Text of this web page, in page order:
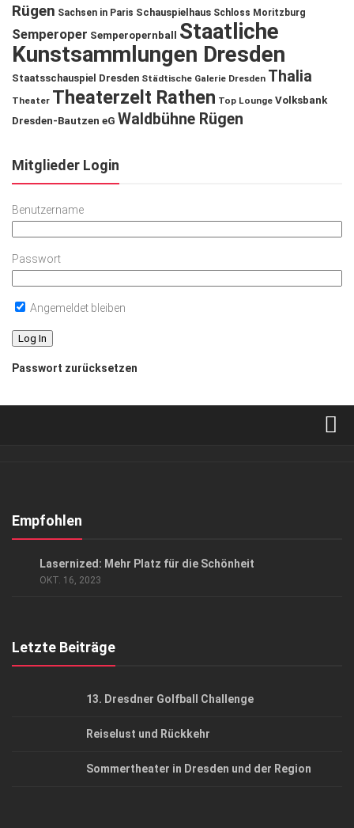
Rügen Sachsen in Paris Schauspielhaus Schloss Moritzburg
Semperoper Semperopernball
Staatliche
Kunstsammlungen Dresden
Staatsschauspiel Dresden Städtische Galerie Dresden Thalia
Theater Theaterzelt Rathen Top Lounge Volksbank
Dresden-Bautzen eG Waldbühne Rügen
Mitglieder Login
Benutzername
Passwort
Angemeldet bleiben
Passwort zurücksetzen
Kontakt, Impressum
Empfohlen
Lasernized: Mehr Platz für die Schönheit
OKT. 16, 2023
Letzte Beiträge
13. Dresdner Golfball Challenge
Reiselust und Rückkehr
Sommertheater in Dresden und der Region